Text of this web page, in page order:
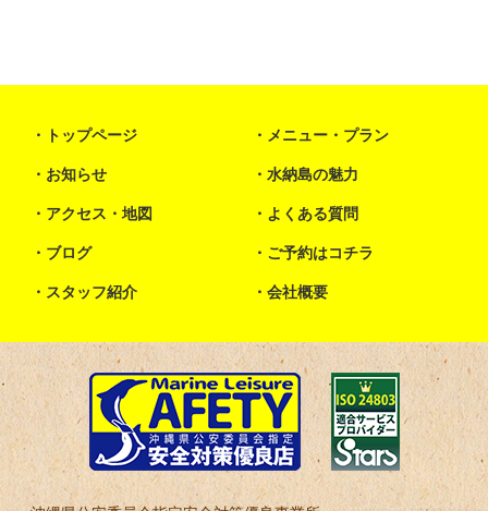
トップページ メニュー・プラン
お知らせ 水納島の魅力
アクセス・地図 よくある質問
ブログ ご予約はコチラ
スタッフ紹介 会社概要